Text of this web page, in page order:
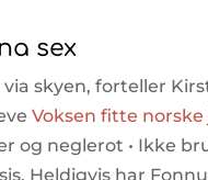
sex
skyen, forteller
Voksen fitte
og neglerot • Ikke
Heldigvis har